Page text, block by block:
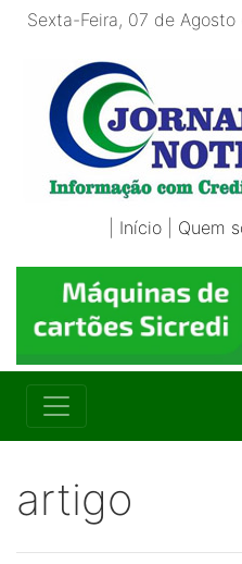
Sexta-Feira, 07 de
Início Quem
artigo